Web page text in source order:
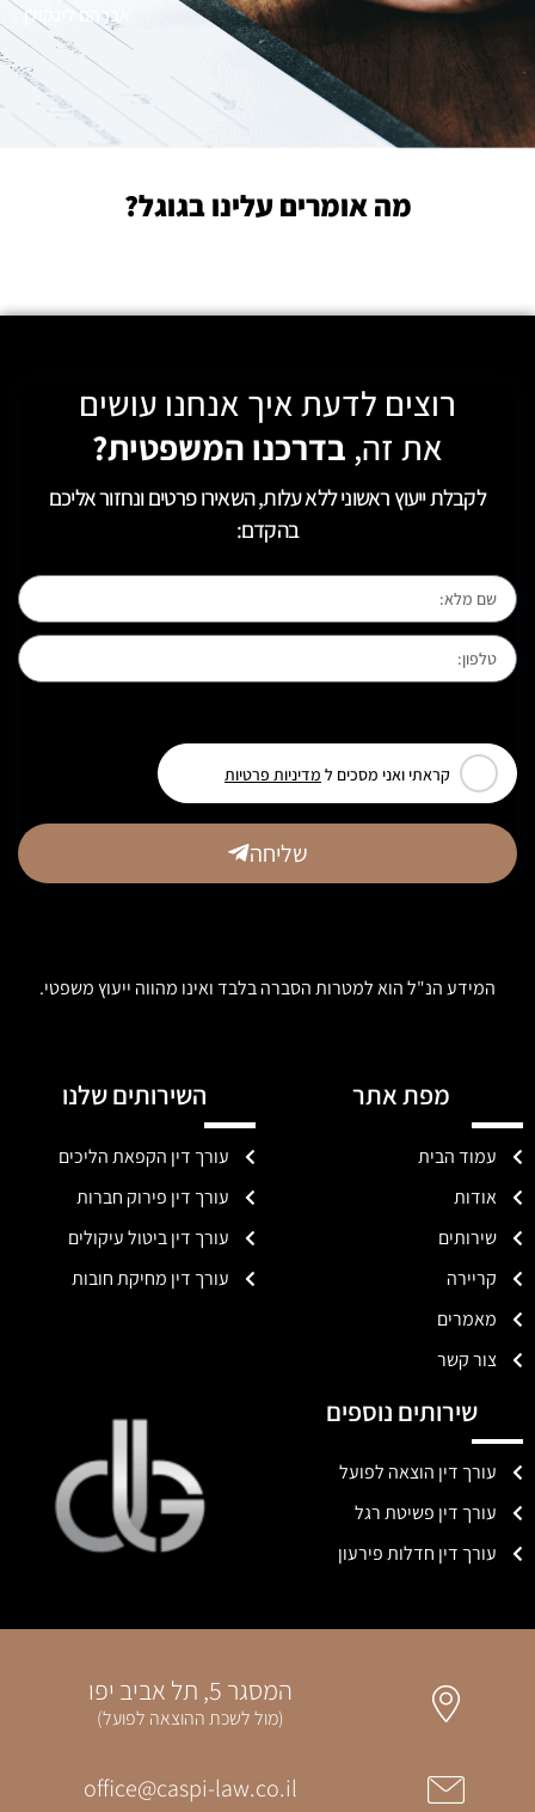
אברהם לינקולן
מה אומרים עלינו בגוגל?
רוצים לדעת איך אנחנו עושים
את זה, בדרכנו המשפטית?
לקבלת ייעוץ ראשוני ללא עלות, השאירו פרטים ונחזור אליכם
בהקדם:
קראתי ואני מסכים ל מדיניות פרטיות
שליחה
המידע הנ"ל הוא למטרות הסברה בלבד ואינו מהווה ייעוץ משפטי.
מפת אתר
עמוד הבית
אודות
שירותים
קריירה
מאמרים
צור קשר
השירותים שלנו
עורך דין הקפאת הליכים
עורך דין פירוק חברות
עורך דין ביטול עיקולים
עורך דין מחיקת חובות
שירותים נוספים
עורך דין הוצאה לפועל
עורך דין פשיטת רגל
עורך דין חדלות פירעון
המסגר 5, תל אביב יפו
(מול לשכת ההוצאה לפועל)
office@caspi-law.co.il